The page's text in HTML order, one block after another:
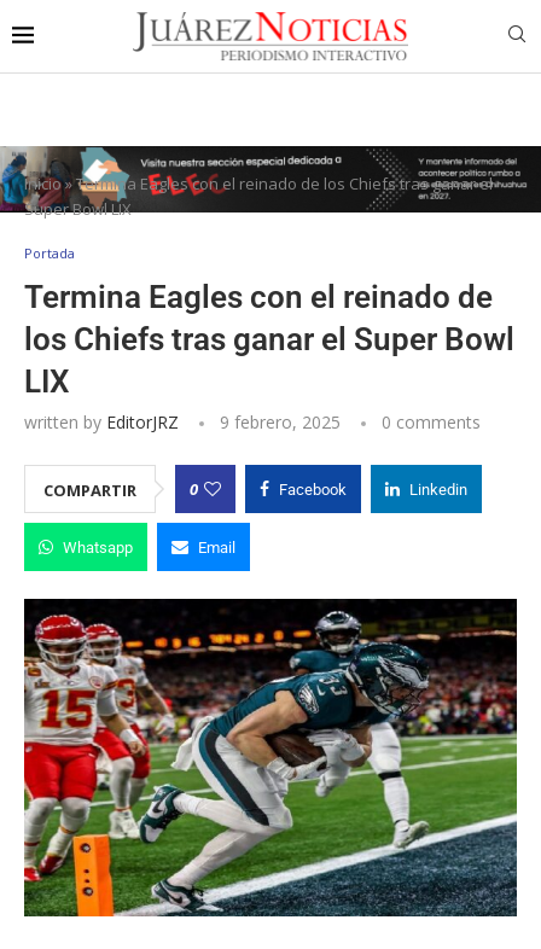
Inicio»Termina Eagles con el reinado de los Chiefs tras ganar el
Super Bowl LIX
Portada
Termina Eagles con el reinado de
los Chiefs tras ganar el Super Bowl
LIX
written by EditorJRZ 9 febrero, 2025 0 comments
COMPARTIR 0 Facebook Linkedin
Whatsapp Email